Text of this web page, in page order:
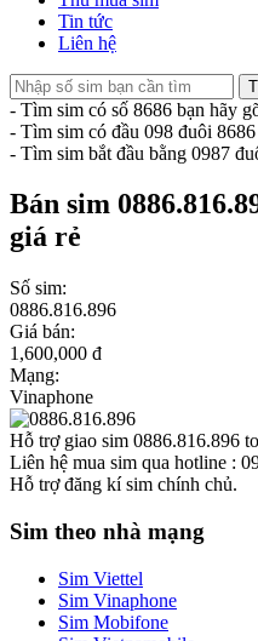
Tin tức
Liên hệ
- Tìm sim có số 8686 bạn hãy
- Tìm sim có đầu 098 đuôi
- Tìm sim bắt đầu bằng 0987
Bán sim
giá rẻ
Số sim:
0886.816.896
Giá bán:
1,600,000 đ
Mạng:
Vinaphone
Hỗ trợ giao sim 0886.816.896
Liên hệ mua sim qua hotline :
Hỗ trợ đăng kí sim chính chủ.
Sim theo nhà mạng
Sim Viettel
Sim Vinaphone
Sim Mobifone